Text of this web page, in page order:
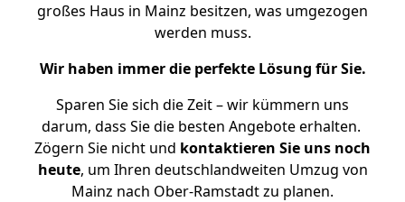
großes Haus in Mainz besitzen, was umgezogen
werden muss.
Wir haben immer die perfekte Lösung für Sie.
Sparen Sie sich die Zeit – wir kümmern uns
darum, dass Sie die besten Angebote erhalten.
Zögern Sie nicht und kontaktieren Sie uns noch
heute, um Ihren deutschlandweiten Umzug von
Mainz nach Ober-Ramstadt zu planen.